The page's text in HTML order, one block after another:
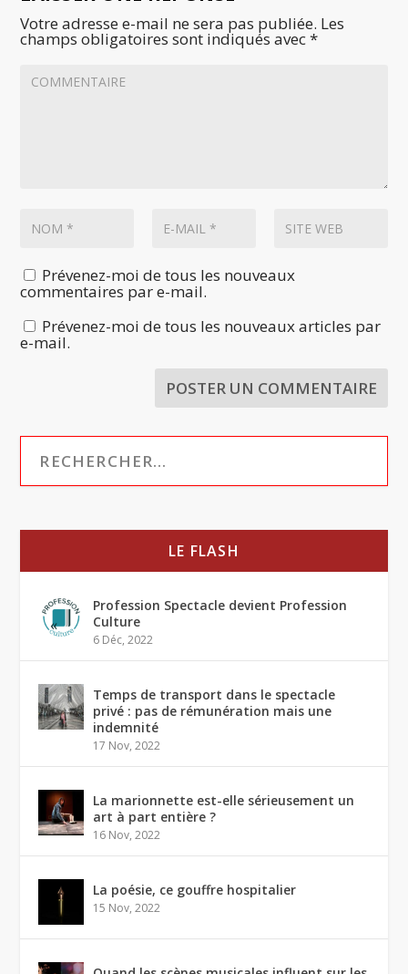
Votre adresse e-mail ne sera pas publiée. Les
champs obligatoires sont indiqués avec*
Prévenez-moi de tous les nouveaux
commentaires par e-mail.
Prévenez-moi de tous les nouveaux articles par
e-mail.
LE FLASH
Profession Spectacle devient Profession
Culture
6 Déc, 2022
Temps de transport dans le spectacle
privé : pas de rémunération mais une
indemnité
17 Nov, 2022
La marionnette est-elle sérieusement un
art à part entière ?
16 Nov, 2022
La poésie, ce gouffre hospitalier
15 Nov, 2022